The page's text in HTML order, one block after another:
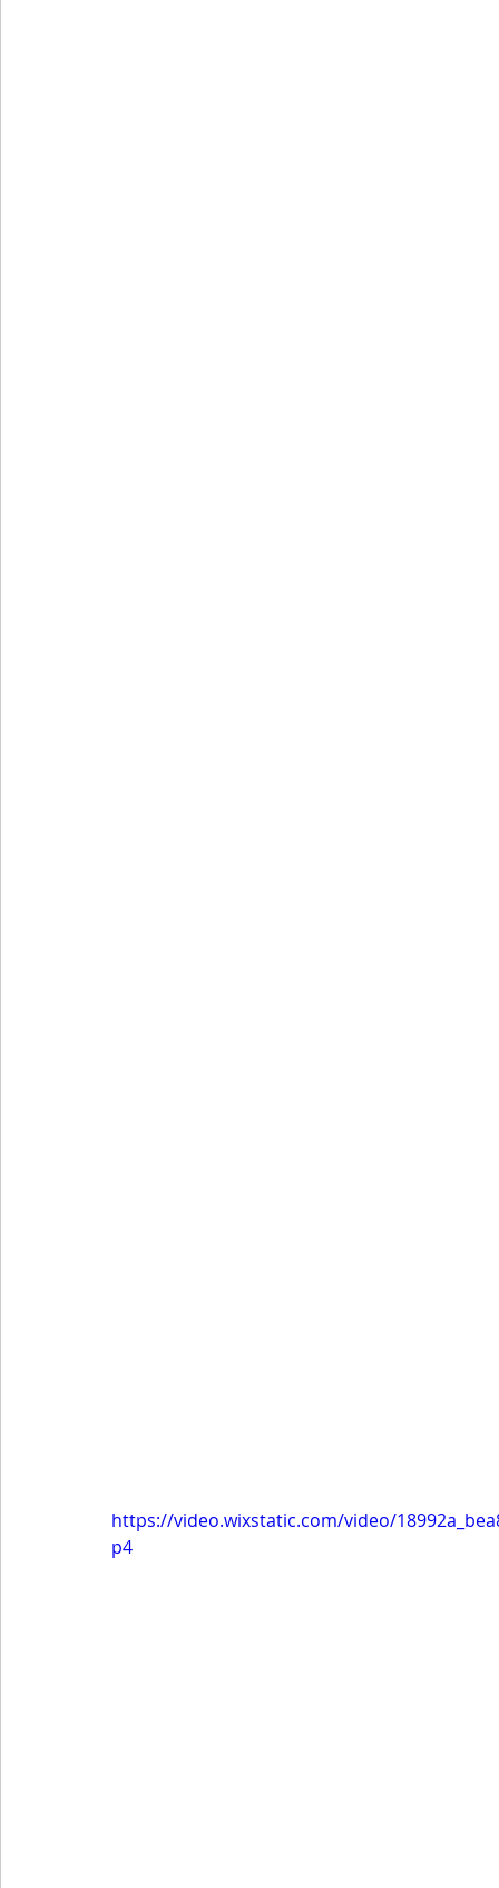
https://video.wixstatic.com/video/
p4